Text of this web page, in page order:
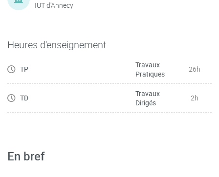
IUT d'Annecy
Heures d'enseignement
TP
Travaux
Pratiques
26h
TD
Travaux
Dirigés
2h
En bref